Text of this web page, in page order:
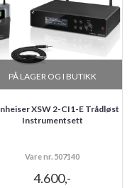
PÅ LAGER OG I BUTIKK
XSW 2-CI1-E Trådløst
Instrumentsett
Vare nr. 507140
4.600,-